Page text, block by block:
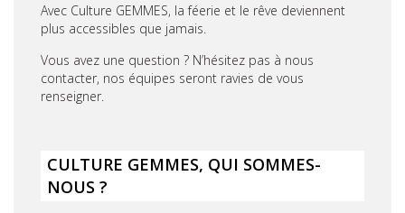
Avec Culture GEMMES, la féerie et le rêve deviennent
plus accessibles que jamais.
Vous avez une question ? N’hésitez pas à nous
contacter, nos équipes seront ravies de vous
renseigner.
CULTURE GEMMES, QUI SOMMES-
NOUS ?